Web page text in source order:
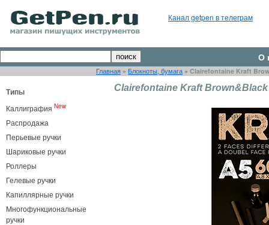
Канал getpen в телеграм
О
Главная » Блокноты, бумага » Clairefontaine Kraft
Типы
Каллиграфия New
Распродажа
Перьевые ручки
Шариковые ручки
Роллеры
Гелевые ручки
Капиллярные ручки
Многофункциональные
ручки
Clairefontaine Kraft